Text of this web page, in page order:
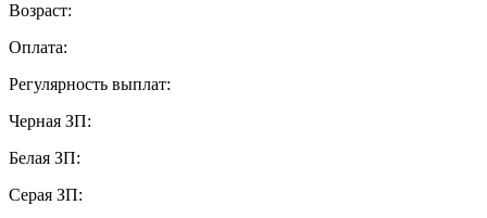
Возраст:
Оплата:
Регулярность выплат:
Черная ЗП:
Белая ЗП:
Серая ЗП: